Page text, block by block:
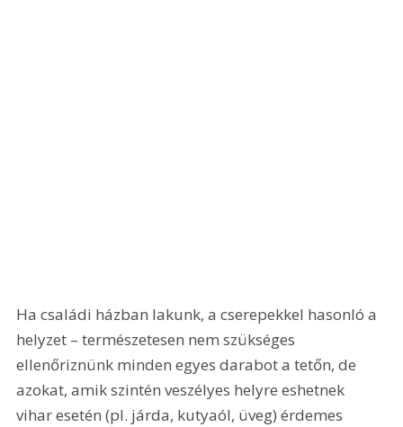
Ha családi házban lakunk, a cserepekkel hasonló a
helyzet – természetesen nem szükséges
ellenőriznünk minden egyes darabot a tetőn, de
azokat, amik szintén veszélyes helyre eshetnek
vihar esetén (pl. járda, kutyaól, üveg) érdemes